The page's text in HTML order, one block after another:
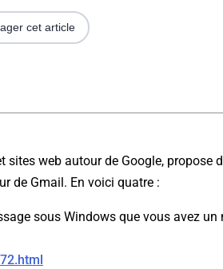
cet article
sites web autour de Google, propose
de Gmail. En voici quatre :
sous Windows que vous avez un